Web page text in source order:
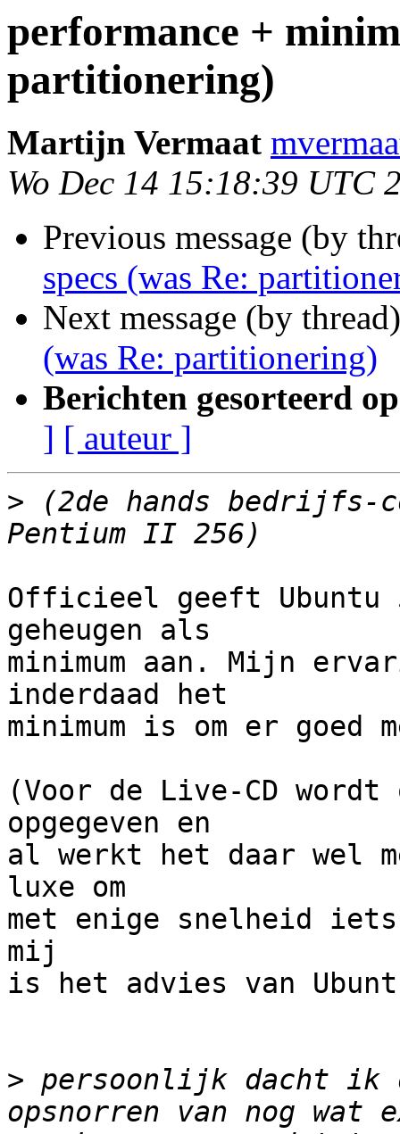
performance +
partitionering)
Martijn Vermaat
Wo Dec 14 15:18:39 UTC
Previous message (by
specs (was Re:
Next message (by
(was Re: partitionering)
Berichten gesorteerd
] [ auteur ]
> (2de hands bedrijfs-
Officieel geeft Ubuntu
geheugen als
minimum aan. Mijn
inderdaad het
minimum is om er goed
(Voor de Live-CD wordt
opgegeven en
al werkt het daar wel
luxe om
met enige snelheid
mij
is het advies van
> persoonlijk dacht ik